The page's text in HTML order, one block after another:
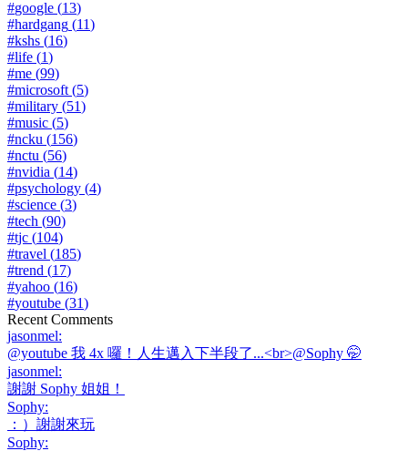
#google (13)
#hardgang (11)
#kshs (16)
#life (1)
#me (99)
#microsoft (5)
#military (51)
#music (5)
#ncku (156)
#nctu (56)
#nvidia (14)
#psychology (4)
#science (3)
#tech (90)
#tjc (104)
#travel (185)
#trend (17)
#yahoo (16)
#youtube (31)
Recent Comments
jasonmel:
@youtube 我 4x 囉！人生邁入下半段了...<br>@Sophy 🤭
jasonmel:
謝謝 Sophy 姐姐！
Sophy:
：）謝謝來玩
Sophy: